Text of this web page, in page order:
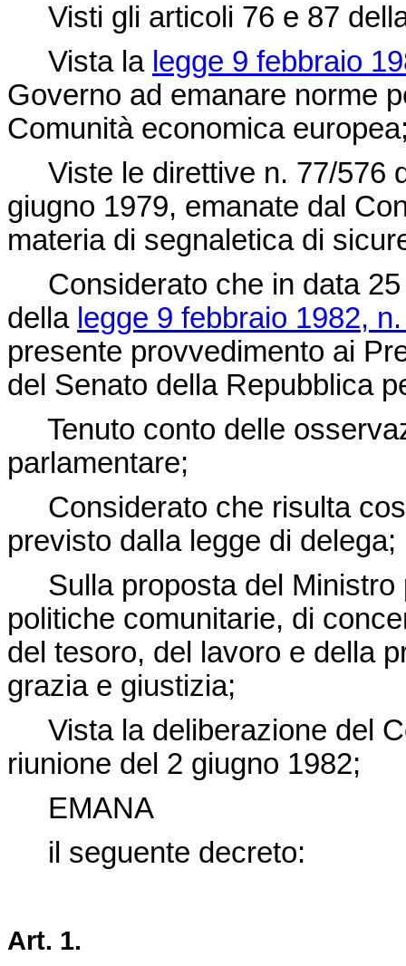
Visti gli articoli 76 e 87
Vista la legge 9 febbraio
Governo ad emanare norme
Comunità economica
Viste le direttive n. 77/576
giugno 1979, emanate dal
materia di segnaletica di
Considerato che in data 25
della legge 9 febbraio 1982,
presente provvedimento ai
del Senato della Repubblica
Tenuto conto delle
parlamentare;
Considerato che risulta
previsto dalla legge di delega;
Sulla proposta del Ministro
politiche comunitarie, di
del tesoro, del lavoro e della
grazia e giustizia;
Vista la deliberazione del
riunione del 2 giugno 1982;
EMANA
il seguente decreto:
Art. 1.